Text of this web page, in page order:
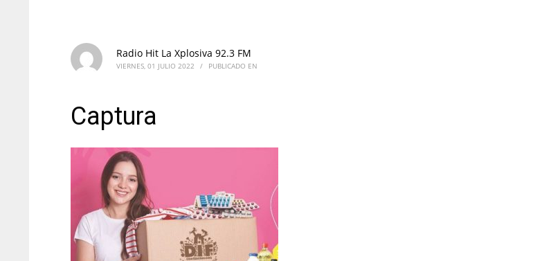
Radio Hit La Xplosiva 92.3 FM
VIERNES, 01 JULIO 2022 / PUBLICADO EN
Captura